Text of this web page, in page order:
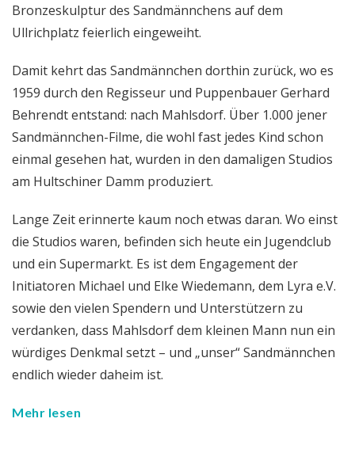
Bronzeskulptur des Sandmännchens auf dem
Ullrichplatz feierlich eingeweiht.
Damit kehrt das Sandmännchen dorthin zurück, wo es
1959 durch den Regisseur und Puppenbauer Gerhard
Behrendt entstand: nach Mahlsdorf. Über 1.000 jener
Sandmännchen-Filme, die wohl fast jedes Kind schon
einmal gesehen hat, wurden in den damaligen Studios
am Hultschiner Damm produziert.
Lange Zeit erinnerte kaum noch etwas daran. Wo einst
die Studios waren, befinden sich heute ein Jugendclub
und ein Supermarkt. Es ist dem Engagement der
Initiatoren Michael und Elke Wiedemann, dem Lyra e.V.
sowie den vielen Spendern und Unterstützern zu
verdanken, dass Mahlsdorf dem kleinen Mann nun ein
würdiges Denkmal setzt – und „unser“ Sandmännchen
endlich wieder daheim ist.
Mehr lesen